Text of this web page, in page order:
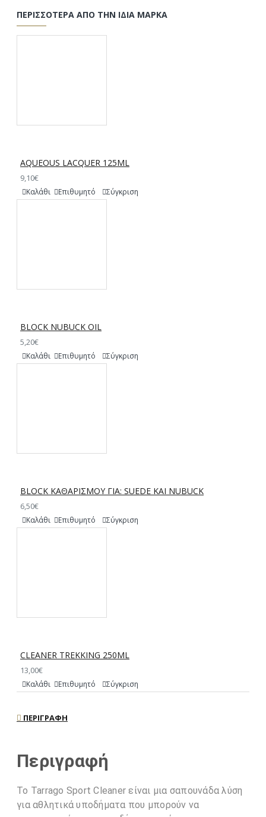
ΠΕΡΙΣΣΌΤΕΡΑ ΑΠΌ ΤΗΝ ΊΔΙΑ ΜΆΡΚΑ
AQUEOUS LACQUER 125ML
9,10€
Καλάθι Επιθυμητό Σύγκριση
BLOCK NUBUCK OIL
5,20€
Καλάθι Επιθυμητό Σύγκριση
BLOCK ΚΑΘΑΡΙΣΜΟΥ ΓΙΑ: SUEDE ΚΑΙ NUBUCK
6,50€
Καλάθι Επιθυμητό Σύγκριση
CLEANER TREKKING 250ML
13,00€
Καλάθι Επιθυμητό Σύγκριση
ΠΕΡΙΓΡΑΦΉ
Περιγραφή
Το Tarrago Sport Cleaner είναι μια σαπουνάδα λύση
για αθλητικά υποδήματα που μπορούν να